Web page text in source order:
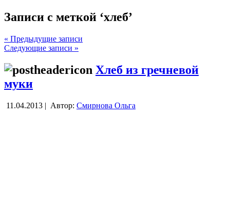
Записи с меткой ‘хлеб’
« Предыдущие записи
Следующие записи »
Хлеб из гречневой
муки
11.04.2013 | Автор: Смирнова Ольга